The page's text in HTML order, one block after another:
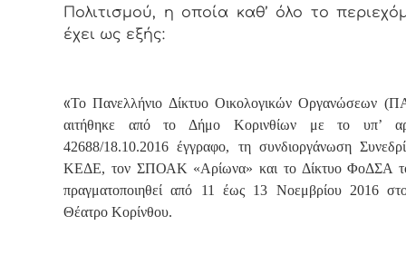
Πολιτισμού, η οποία καθ’ όλο το
έχει ως εξής:
«Το Πανελλήνιο Δίκτυο Οικολογικών Οργανώσεων
αιτήθηκε από το Δήμο Κορινθίων με το υπ’
42688/18.10.2016 έγγραφο, τη συνδιοργάνωση
ΚΕΔΕ, τον ΣΠΟΑΚ «Αρίωνα» και το Δίκτυο ΦοΔΣΑ
πραγματοποιηθεί από 11 έως 13 Νοεμβρίου 2016
Θέατρο Κορίνθου.